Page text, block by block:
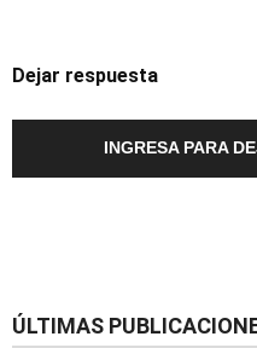
Dejar respuesta
INGRESA PARA
ÚLTIMAS